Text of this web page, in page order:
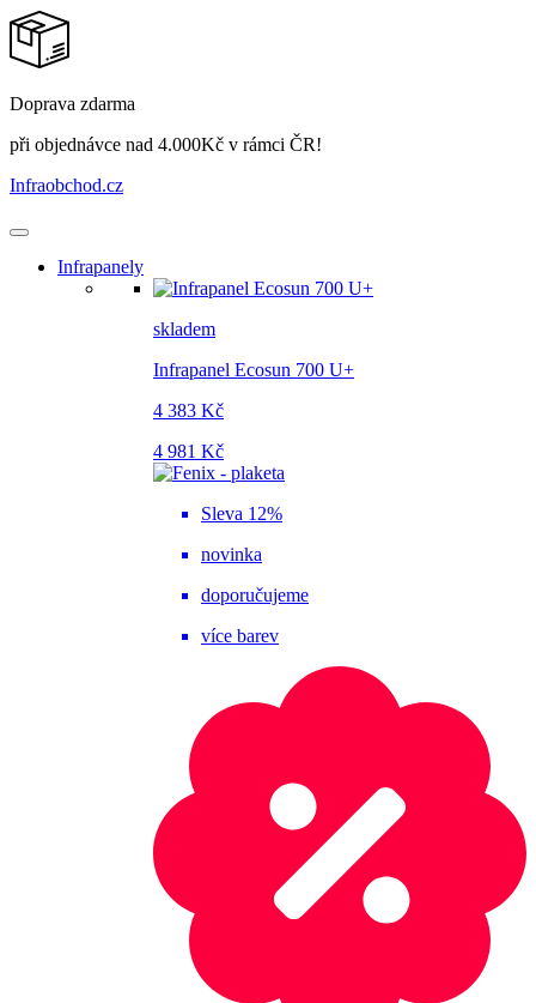
Doprava zdarma
při objednávce nad 4.000Kč v rámci ČR!
Infraobchod.cz
Infrapanely
skladem
Infrapanel Ecosun 700 U+
4 383 Kč
4 981 Kč
Sleva 12%
novinka
doporučujeme
více barev